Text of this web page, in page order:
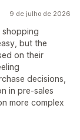
9 de julho de 2026
shopping
but the
on their
decisions,
in pre-sales
more complex